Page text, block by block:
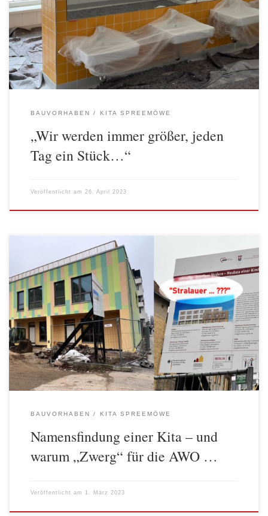
immer mehr Gestalt an. Wir können es kaum erwarten bis endlich
die ersten Kinder ankommen und alles entdecken können. Die
Malerarbeiten sind abgeschlossen, die Elektrik ist ebenfalls schon
hinter den Wänden […]
BAUVORHABEN KITA SPREEMÖWE
„Wir werden immer größer, jeden
Tag ein Stück…“
Veröffentlicht am 26. April 2023
Seit zwei Jahren wird durch die AWO Spree-Wuhle in der
Glasbläserallee 7 eine neue Kita gebaut. Trotz der gegenwärtigen
wirtschaftlichen Bedingungen entstehen hier planmäßig und ohne
größere Verzögerungen 135 dringend benötigte Kitaplätze für
Friedrichshain. Der Bau soll im Frühjahr dieses Jahres
abgeschlossen werden und die Kita wird dann einen wichtigen […]
BAUVORHABEN KITA SPREEMÖWE
Namensfindung einer Kita – und
warum „Zwerg“ für die AWO …
Veröffentlicht am 1. März 2023